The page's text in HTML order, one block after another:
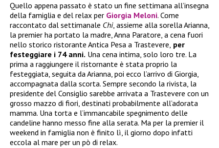
Quello appena passato è stato un fine settimana all’insegna
della famiglia e del relax per Giorgia Meloni. Come
raccontato dal settimanale Chi, assieme alla sorella Arianna,
la premier ha portato la madre, Anna Paratore, a cena fuori
nello storico ristorante Antica Pesa a Trastevere, per
festeggiare i 74 anni. Una cena intima, solo loro tre. La
prima a raggiungere il ristornante è stata proprio la
festeggiata, seguita da Arianna, poi ecco l’arrivo di Giorgia,
accompagnata dalla scorta. Sempre secondo la rivista, la
presidente del Consiglio sarebbe arrivata a Trastevere con un
grosso mazzo di fiori, destinati probabilmente all’adorata
mamma. Una torta e l’immancabile spegnimento delle
candeline hanno messo fine alla serata. Ma per la premier il
weekend in famiglia non è finito lì, il giorno dopo infatti
eccola al mare per un pò di relax.